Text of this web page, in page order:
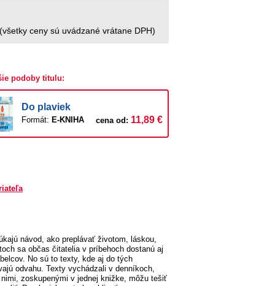
(všetky ceny sú uvádzané vrátane DPH)
podoby titulu:
Do plaviek
Formát: E-KNIHA cena od: 11,89 €
návod, ako preplávať životom, láskou,
sa občas čitatelia v príbehoch dostanú aj
No sú to texty, kde aj do tých
odvahu. Texty vychádzali v denníkoch,
zoskupenými v jednej knižke, môžu tešiť